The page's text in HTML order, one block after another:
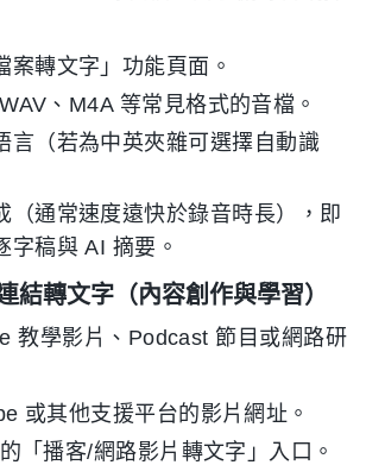
案轉文字」功能頁面。
、M4A 等常見格式的音檔。
言（若為中英夾雜可選擇自動識
（通常速度遠快於錄音時長），即
字稿與 AI 摘要。
結轉文字（內容創作與學習）
教學影片、Podcast 節目或網路研
或其他支援平台的影片網址。
「播客/網路影片轉文字」入口。